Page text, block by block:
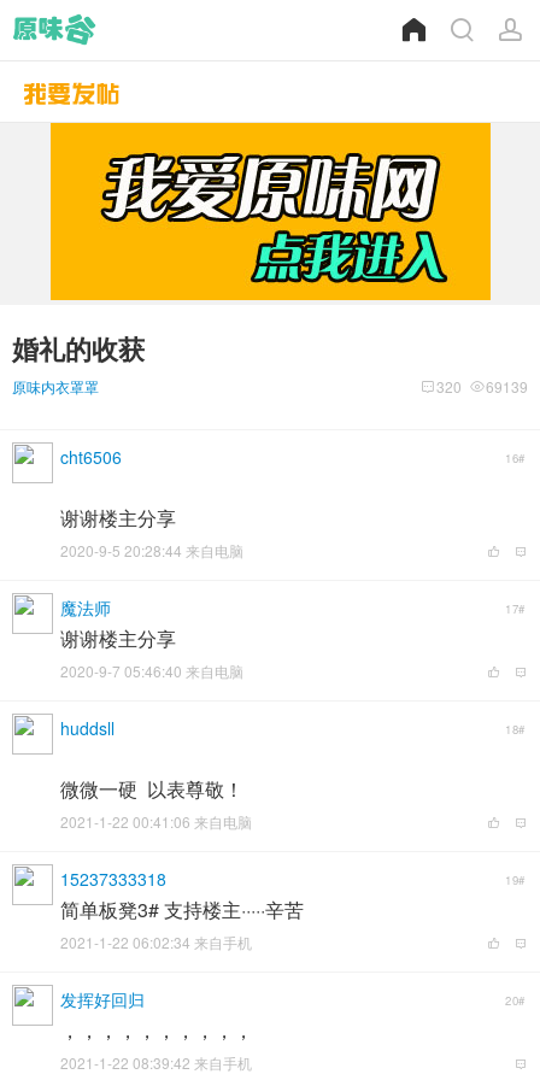
婚礼的收获
原味内衣罩罩 69139
320
cht6506 16#
谢谢楼主分享
2020-9-5 20:28:44 来自电脑
魔法师 17#
谢谢楼主分享
2020-9-7 05:46:40 来自电脑
huddsll 18#
微微一硬 以表尊敬！
2021-1-22 00:41:06 来自电脑
15237333318 19#
简单板凳3# 支持楼主·····辛苦
2021-1-22 06:02:34 来自手机
发挥好回归 20#
，，，，，，，，，，
2021-1-22 08:39:42 来自手机